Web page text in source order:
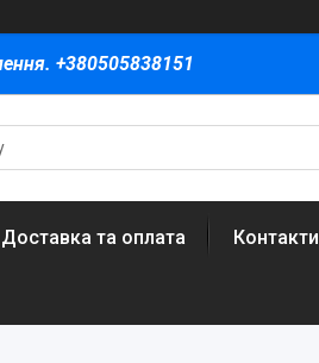
+380505838151
Доставка та оплата Контакти